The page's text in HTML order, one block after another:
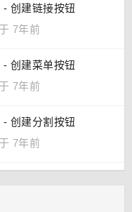
创建链接按钮（Link
7年前
创建菜单按钮（Menu
7年前
创建分割按钮（Split
7年前